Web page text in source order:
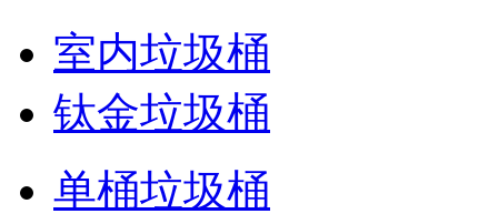
室内垃圾桶
钛金垃圾桶
单桶垃圾桶